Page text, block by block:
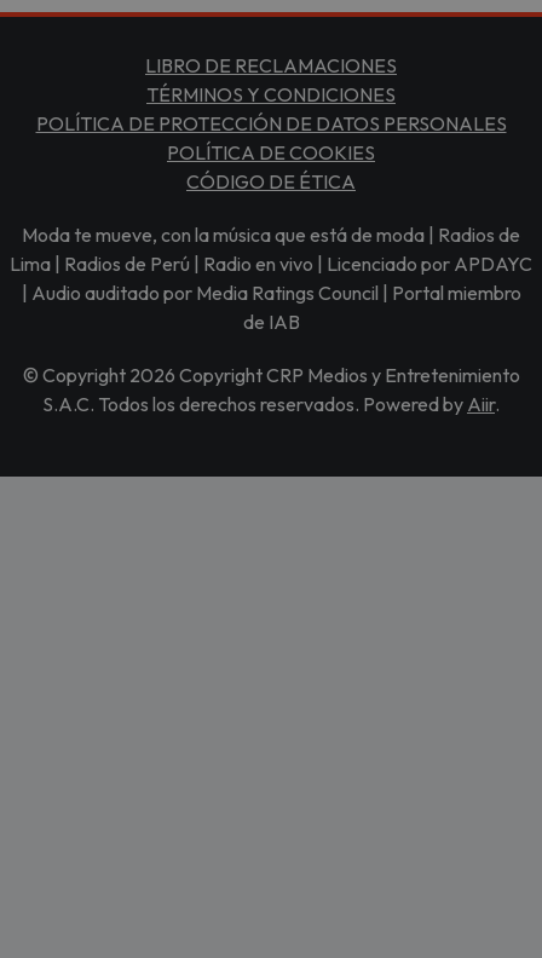
LIBRO DE RECLAMACIONES
TÉRMINOS Y CONDICIONES
POLÍTICA DE PROTECCIÓN DE DATOS PERSONALES
POLÍTICA DE COOKIES
CÓDIGO DE ÉTICA
Moda te mueve, con la música que está de moda | Radios de
Lima | Radios de Perú | Radio en vivo | Licenciado por APDAYC
| Audio auditado por Media Ratings Council | Portal miembro
de IAB
© Copyright 2026 Copyright CRP Medios y Entretenimiento
S.A.C. Todos los derechos reservados. Powered by Aiir.